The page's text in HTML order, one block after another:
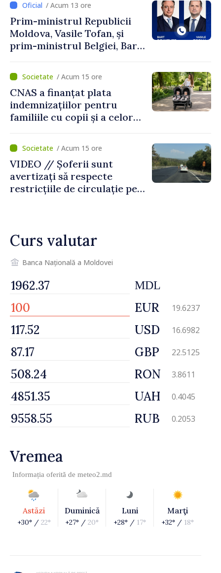
/ Acum 13 ore
Prim-ministrul Republicii
Moldova, Vasile Tofan, și
prim-ministrul Belgiei, Bart
despre parcursul european
al Republicii Moldova.
/ Acum 15 ore
CNAS a finanțat plata
indemnizațiilor pentru
familiile cu copii și a celor
temporară de muncă
/ Acum 15 ore
VIDEO // Șoferii sunt
avertizați să respecte
restricțiile de circulație pe
Curs valutar
Banca Națională a Moldovei
MDL
EUR 19.6237
USD 16.6982
GBP 22.5125
RON 3.8611
UAH 0.4045
RUB 0.2053
Vremea
Informația oferită de meteo2.md
Astăzi
+30° / 22°
Duminică
+27° / 20°
Luni
+28° / 17°
Marţi
+32° / 18°